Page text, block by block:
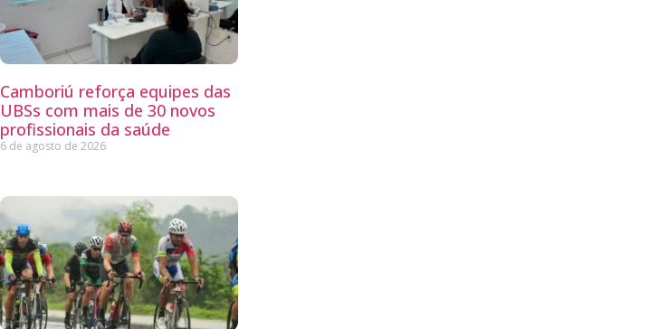
Camboriú reforça equipes das
UBSs com mais de 30 novos
profissionais da saúde
6 de agosto de 2026